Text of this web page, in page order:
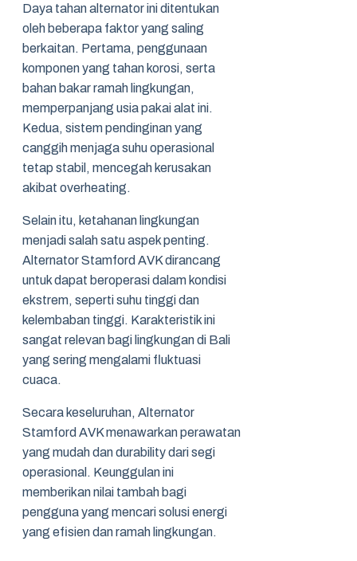
Daya tahan alternator ini ditentukan
oleh beberapa faktor yang saling
berkaitan. Pertama, penggunaan
komponen yang tahan korosi, serta
bahan bakar ramah lingkungan,
memperpanjang usia pakai alat ini.
Kedua, sistem pendinginan yang
canggih menjaga suhu operasional
tetap stabil, mencegah kerusakan
akibat overheating.
Selain itu, ketahanan lingkungan
menjadi salah satu aspek penting.
Alternator Stamford AVK dirancang
untuk dapat beroperasi dalam kondisi
ekstrem, seperti suhu tinggi dan
kelembaban tinggi. Karakteristik ini
sangat relevan bagi lingkungan di Bali
yang sering mengalami fluktuasi
cuaca.
Secara keseluruhan, Alternator
Stamford AVK menawarkan perawatan
yang mudah dan durability dari segi
operasional. Keunggulan ini
memberikan nilai tambah bagi
pengguna yang mencari solusi energi
yang efisien dan ramah lingkungan.